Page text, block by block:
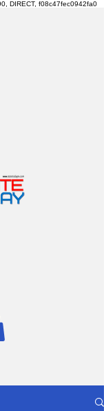
DIRECT, f08c47fec0942fa0